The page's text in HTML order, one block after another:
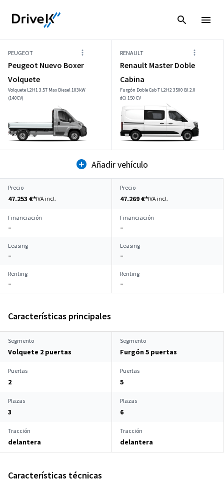
PEUGEOT
Peugeot Nuevo Boxer
Volquete
Volquete L2H1 3.5T Max Diesel 103kW
(140CV)
RENAULT
Renault Master Doble
Cabina
Furgón Doble Cab T L2H2 3500 Bl 2.0
dCi 150 CV
Añadir vehículo
Precio
47.253 €*IVA incl.
Precio
47.269 €*IVA incl.
Financiación
–
Financiación
–
Leasing
–
Leasing
–
Renting
–
Renting
–
Características principales
Segmento
Volquete 2 puertas
Segmento
Furgón 5 puertas
Puertas
2
Puertas
5
Plazas
3
Plazas
6
Tracción
delantera
Tracción
delantera
Características técnicas